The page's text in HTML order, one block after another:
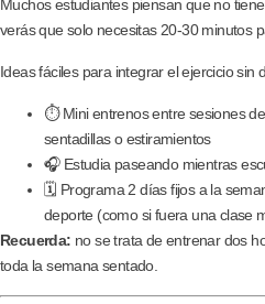
Muchos estudiantes piensan que no
verás que solo necesitas 20-30 minutos
Ideas fáciles para integrar el ejercicio sin
⏱️ Mini entrenos entre sesiones
sentadillas o estiramientos
🎧 Estudia paseando mientras
🗓️ Programa 2 días fijos a la
deporte (como si fuera una clase
Recuerda: no se trata de entrenar dos
toda la semana sentado.